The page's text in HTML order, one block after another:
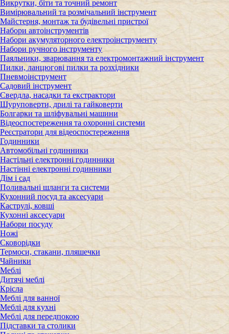
Викрутки, біти та точний ремонт
Вимірювальний та розмічальний інструмент
Майстерня, монтаж та будівельні пристрої
Набори автоінструментів
Набори акумуляторного електроінструменту
Набори ручного інструменту
Паяльники, зварювання та електромонтажний інструмент
Пилки, ланцюгові пилки та розхідники
Пневмоінструмент
Садовий інструмент
Свердла, насадки та екстрактори
Шуруповерти, дрилі та гайковерти
Болгарки та шліфувальні машини
Відеоспостереження та охоронні системи
Реєстратори для відеоспостереження
Годинники
Автомобільні годинники
Настільні електронні годинники
Настінні електронні годинники
Дім і сад
Поливальні шланги та системи
Кухонний посуд та аксесуари
Каструлі, ковші
Кухонні аксесуари
Набори посуду
Ножі
Сковорідки
Термоси, стакани, пляшечки
Чайники
Меблі
Дитячі меблі
Крісла
Меблі для ванної
Меблі для кухні
Меблі для передпокою
Підставки та столики